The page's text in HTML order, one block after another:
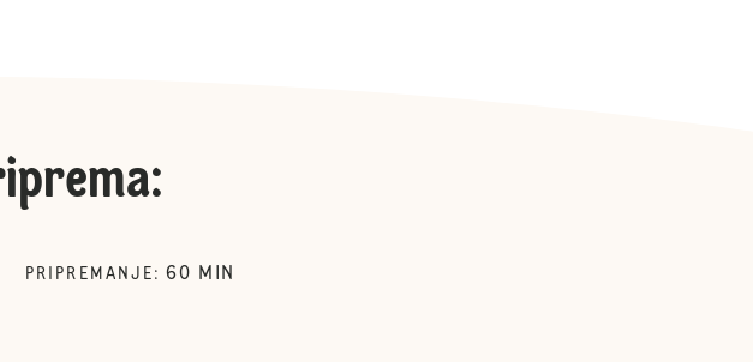
:
PRIPREMANJE : 60 MIN